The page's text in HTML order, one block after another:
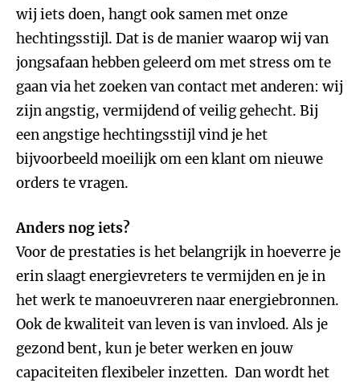
wij iets doen, hangt ook samen met onze
hechtingsstijl. Dat is de manier waarop wij van
jongsafaan hebben geleerd om met stress om te
gaan via het zoeken van contact met anderen: wij
zijn angstig, vermijdend of veilig gehecht. Bij
een angstige hechtingsstijl vind je het
bijvoorbeeld moeilijk om een klant om nieuwe
orders te vragen.
Anders nog iets?
Voor de prestaties is het belangrijk in hoeverre je
erin slaagt energievreters te vermijden en je in
het werk te manoeuvreren naar energiebronnen.
Ook de kwaliteit van leven is van invloed. Als je
gezond bent, kun je beter werken en jouw
capaciteiten flexibeler inzetten. Dan wordt het